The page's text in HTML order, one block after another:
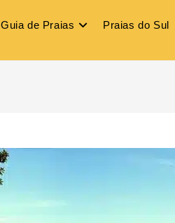
Guia de Praias Praias do Sul